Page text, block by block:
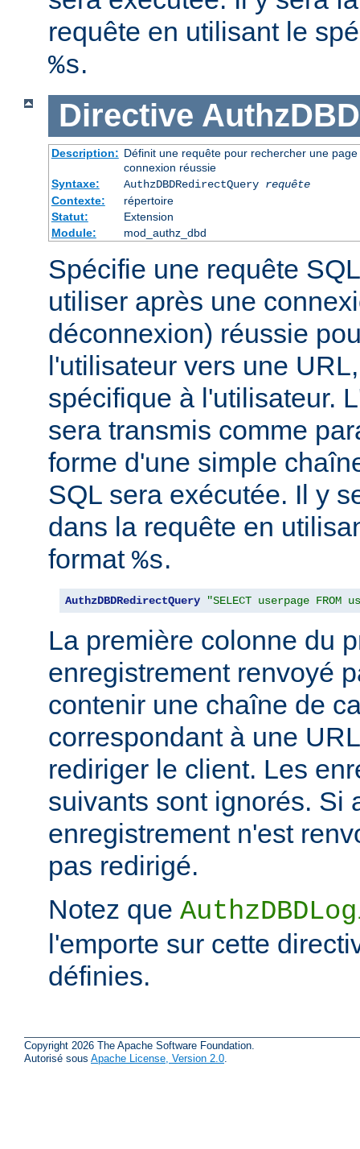
requête en utilisant le
%s.
Directive
Description: Définit une requête pour rechercher une
connexion réussie
Syntaxe:
AuthzDBDRedirectQuery requête
Contexte:
répertoire
Statut:
Extension
Module:
mod_authz_dbd
Spécifie une requête
utiliser après une
déconnexion) réussie
l'utilisateur vers une
spécifique à l'utilisateur.
sera transmis comme
forme d'une simple
SQL sera exécutée. Il y
dans la requête en
format %s.
AuthzDBDRedirectQuery "SELECT userpage FROM
La première colonne du
enregistrement renvoyé
contenir une chaîne de
correspondant à une
rediriger le client. Les
suivants sont ignorés. Si
enregistrement n'est
pas redirigé.
Notez que
l'emporte sur cette
définies.
Copyright 2026 The Apache Software Foundation.
Autorisé sous Apache License, Version 2.0.